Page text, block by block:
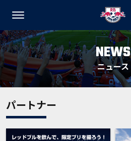
NEWS
ニュース
パートナー